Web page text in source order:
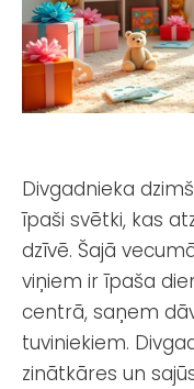
Divgadnieka
īpaši svētki, kas
dzīvē. Šajā
viņiem ir īpaša
centrā, saņem
tuviniekiem.
zinātkāres un